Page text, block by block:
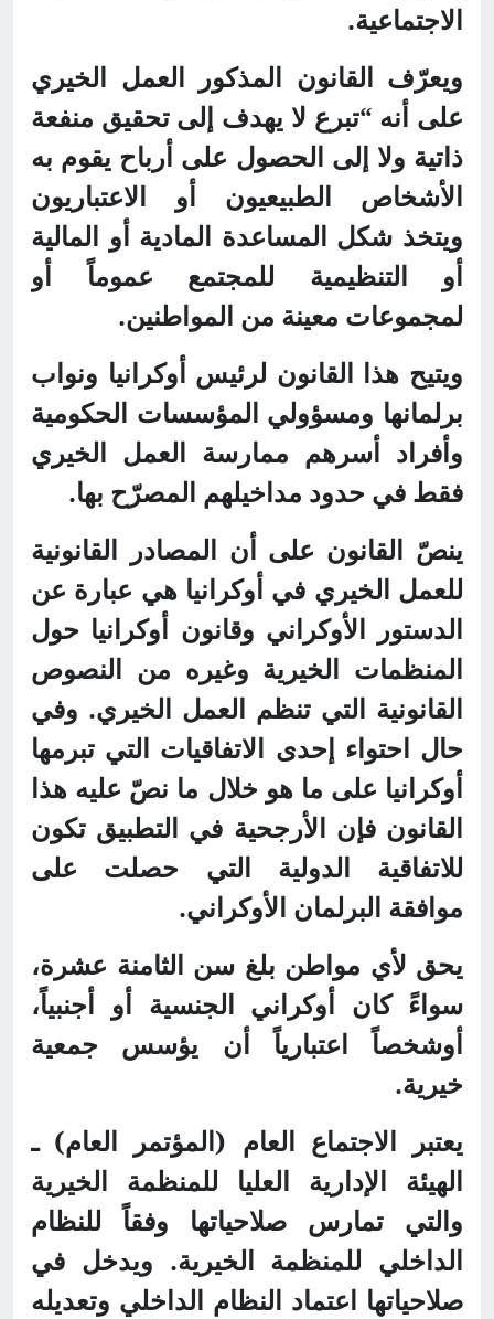
الاجتماعية.
ويعرّف القانون المذكور العمل الخيري
على أنه “تبرع لا يهدف إلى تحقيق منفعة
ذاتية ولا إلى الحصول على أرباح يقوم به
الأشخاص الطبيعيون أو الاعتباريون
ويتخذ شكل المساعدة المادية أو المالية
أو التنظيمية للمجتمع عموماً أو
لمجموعات معينة من المواطنين.
ويتيح هذا القانون لرئيس أوكرانيا ونواب
برلمانها ومسؤولي المؤسسات الحكومية
وأفراد أسرهم ممارسة العمل الخيري
فقط في حدود مداخيلهم المصرّح بها.
ينصّ القانون على أن المصادر القانونية
للعمل الخيري في أوكرانيا هي عبارة عن
الدستور الأوكراني وقانون أوكرانيا حول
المنظمات الخيرية وغيره من النصوص
القانونية التي تنظم العمل الخيري. وفي
حال احتواء إحدى الاتفاقيات التي تبرمها
أوكرانيا على ما هو خلال ما نصّ عليه هذا
القانون فإن الأرجحية في التطبيق تكون
للاتفاقية الدولية التي حصلت على
موافقة البرلمان الأوكراني.
يحق لأي مواطن بلغ سن الثامنة عشرة،
سواءً كان أوكراني الجنسية أو أجنبياً،
أوشخصاً اعتبارياً أن يؤسس جمعية
خيرية.
يعتبر الاجتماع العام (المؤتمر العام) ـ
الهيئة الإدارية العليا للمنظمة الخيرية
والتي تمارس صلاحياتها وفقاً للنظام
الداخلي للمنظمة الخيرية. ويدخل في
صلاحياتها اعتماد النظام الداخلي وتعديله